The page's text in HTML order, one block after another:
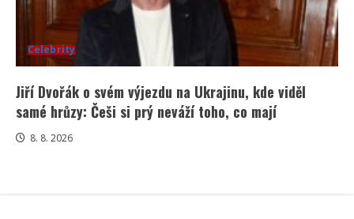
Celebrity
Jiří Dvořák o svém výjezdu na Ukrajinu, kde viděl
samé hrůzy: Češi si prý neváží toho, co mají
8. 8. 2026